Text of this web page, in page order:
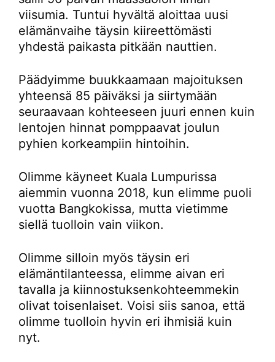
viisumia. Tuntui hyvältä aloittaa uusi
elämänvaihe täysin kiireettömästi
yhdestä paikasta pitkään nauttien.
Päädyimme buukkaamaan majoituksen
yhteensä 85 päiväksi ja siirtymään
seuraavaan kohteeseen juuri ennen kuin
lentojen hinnat pomppaavat joulun
pyhien korkeampiin hintoihin.
Olimme käyneet Kuala Lumpurissa
aiemmin vuonna 2018, kun elimme puoli
vuotta Bangkokissa, mutta vietimme
siellä tuolloin vain viikon.
Olimme silloin myös täysin eri
elämäntilanteessa, elimme aivan eri
tavalla ja kiinnostuksenkohteemmekin
olivat toisenlaiset. Voisi siis sanoa, että
olimme tuolloin hyvin eri ihmisiä kuin
nyt.